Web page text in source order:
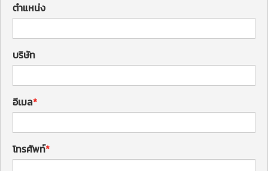
ตำแหน่ง
บริษัท
อีเมล
โทรศัพท์